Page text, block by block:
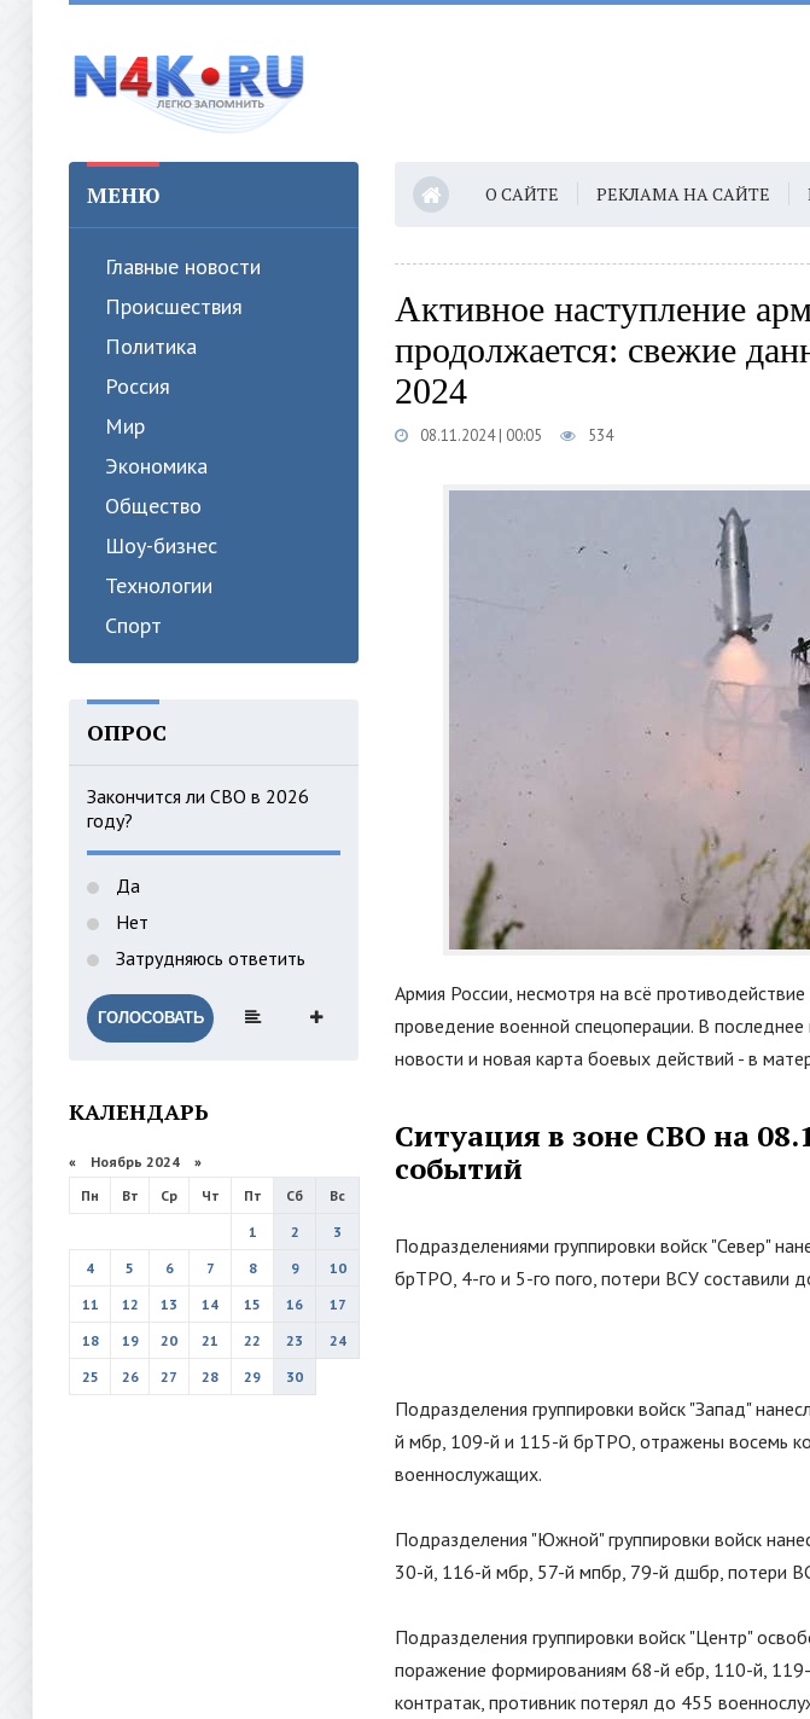
МЕНЮ
Главные новости
Происшествия
Политика
Россия
Мир
Экономика
Общество
Шоу-бизнес
Технологии
Спорт
ОПРОС
Закончится ли СВО в 2026
году?
Да
Нет
Затрудняюсь ответить
ГОЛОСОВАТЬ
КАЛЕНДАРЬ
« Ноябрь 2024 »
Пн
Вт Ср Чт Пт Сб
Вс
1
2
3
4
5 6 7 8 9
10
11
12 13 14 15 16
17
18
19 20 21 22 23
24
25
26 27 28 29 30
О САЙТЕ РЕКЛАМА НА САЙТЕ
Активное наступление
продолжается: свежие
2024
08.11.2024 | 00:05 534
Армия России, несмотря на всё
проведение военной спецоперации. В
новости и новая карта боевых действий - в
Ситуация в зоне СВО на
событий
Подразделениями группировки войск "Север"
брТРО, 4-го и 5-го пого, потери ВСУ составили
Подразделения группировки войск "Запад"
й мбр, 109-й и 115-й брТРО, отражены восемь
военнослужащих.
Подразделения "Южной"группировки войск
30-й, 116-й мбр, 57-й мпбр, 79-й дшбр, потери
Подразделения группировки войск "Центр"
поражение формированиям 68-й ебр, 110-й,
контратак, противник потерял до 455